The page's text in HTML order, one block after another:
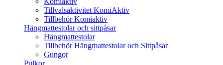
Tillvalsaktivitet KomiAktiv
Tillbehör Komiaktiv
Hängmattestolar och sittpåsar
Hängmattestolar
Tillbehör Hängmattestolar och Sittpåsar
Gungor
Pulkor